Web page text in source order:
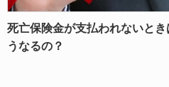
死亡保険金が支払われないと
うなるの？